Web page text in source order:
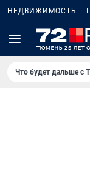
НЕДВИЖИМОСТЬ
Что будет дальше с